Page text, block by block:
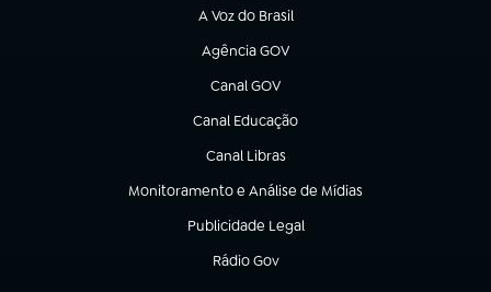
A Voz do Brasil
(abre em nova aba)
Agência GOV
(abre em nova aba)
Canal GOV
(abre em nova aba)
Canal Educação
(abre em nova aba)
Canal Libras
(abre em nova aba)
Monitoramento e Análise de Mídias
(abre em nova aba)
Publicidade Legal
(abre em nova aba)
Rádio Gov
(abre em nova aba)